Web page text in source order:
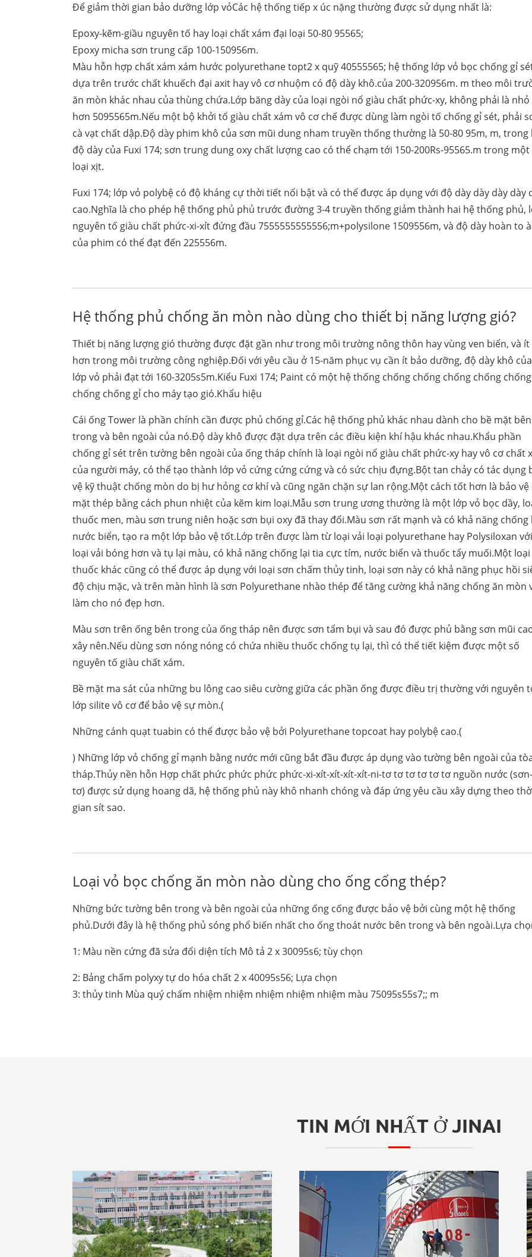
Để giảm thời gian bảo dưỡng lớp vỏCác hệ thống tiếp x úc nặng thường được sử dụng nhất là:
Epoxy-kẽm-giầu nguyên tố hay loại chất xám đại loại 50-80 95565;
Epoxy micha sơn trung cấp 100-150956m.
Màu hỗn hợp chất xám xám hước polyurethane topt2 x quỹ 40555565; hệ thống lớp vỏ bọc chống gỉ
dựa trên trước chất khuếch đại axit hay vô cơ nhuộm có độ dày khô.của 200-320956m. m theo môi
ăn mòn khác nhau của thùng chứa.Lớp băng dày của loại ngòi nổ giàu chất phức-xy, không phải là nhỏ
hơn 5095565m.Nếu một bộ khởi tố giàu chất xám vô cơ chế được dùng làm ngòi tố chống gỉ sét, phải
cà vạt chất dập.Độ dày phim khô của sơn mũi dung nham truyền thống thường là 50-80 95m, m, trong
độ dày của Fuxi 174; sơn trung dung oxy chất lượng cao có thể chạm tới 150-200Rs-95565.m trong một
loại xịt.
Fuxi 174; lớp vỏ polybệ có độ kháng cự thời tiết nổi bật và có thể được áp dụng với độ dày dày dày dày
cao.Nghĩa là cho phép hệ thống phủ phủ trước đường 3-4 truyền thống giảm thành hai hệ thống phủ,
nguyên tố giàu chất phức-xi-xít đứng đầu 7555555555556;m+polysilone 1509556m, và độ dày hoàn to
của phim có thể đạt đến 225556m.
Hệ thống phủ chống ăn mòn nào dùng cho thiết bị năng lượng gió?
Thiết bị năng lượng gió thường được đặt gần như trong môi trường nông thôn hay vùng ven biển, và ít
hơn trong môi trường công nghiệp.Đối với yêu cầu ở 15-năm phục vụ cần ít bảo dưỡng, độ dày khô của
lớp vỏ phải đạt tới 160-3205s5m.Kiểu Fuxi 174; Paint có một hệ thống chống chống chống chống chống
chống chống gỉ cho máy tạo gió.Khẩu hiệu
Cái ống Tower là phần chính cần được phủ chống gỉ.Các hệ thống phủ khác nhau dành cho bề mặt bên
trong và bên ngoài của nó.Độ dày khô được đặt dựa trên các điều kiện khí hậu khác nhau.Khẩu phần
chống gỉ sét trên tường bên ngoài của ống tháp chính là loại ngòi nổ giàu chất phức-xy hay vô cơ chất
của người máy, có thể tạo thành lớp vỏ cứng cứng cứng và có sức chịu đựng.Bột tan chảy có tác dụng
vệ kỹ thuật chống mòn do bị hư hỏng cơ khí và cũng ngăn chặn sự lan rộng.Một cách tốt hơn là bảo vệ
mặt thép bằng cách phun nhiệt của kẽm kim loại.Mẫu sơn trung ương thường là một lớp vỏ bọc dầy,
thuốc men, màu sơn trung niên hoặc sơn bụi oxy đã thay đổi.Màu sơn rất mạnh và có khả năng chống
nước biển, tạo ra một lớp bảo vệ tốt.Lớp trên được làm từ loại vải loại polyurethane hay Polysiloxan với
loại vải bóng hơn và tụ lại màu, có khả năng chống lại tia cực tím, nước biển và thuốc tẩy muối.Một loại
thuốc khác cũng có thể được áp dụng với loại sơn chấm thủy tinh, loại sơn này có khả năng phục hồi
độ chịu mặc, và trên màn hình là sơn Polyurethane nhào thép để tăng cường khả năng chống ăn mòn
làm cho nó đẹp hơn.
Màu sơn trên ống bên trong của ống tháp nên được sơn tẩm bụi và sau đó được phủ bằng sơn mũi
xây nên.Nếu dùng sơn nóng nóng có chứa nhiều thuốc chống tụ lại, thì có thể tiết kiệm được một số
nguyên tố giàu chất xám.
Bề mặt ma sát của những bu lông cao siêu cường giữa các phần ống được điều trị thường với nguyên
lớp silite vô cơ để bảo vệ sự mòn.(
Những cánh quạt tuabin có thể được bảo vệ bởi Polyurethane topcoat hay polybệ cao.(
) Những lớp vỏ chống gỉ mạnh bằng nước mới cũng bắt đầu được áp dụng vào tường bên ngoài của
tháp.Thủy nền hỗn Hợp chất phức phức phức phức-xi-xít-xít-xít-xít-ni-tơ tơ tơ tơ tơ tơ nguồn nước
tơ) được sử dụng hoang dã, hệ thống phủ này khô nhanh chóng và đáp ứng yêu cầu xây dựng theo
gian sít sao.
Loại vỏ bọc chống ăn mòn nào dùng cho ống cống thép?
Những bức tường bên trong và bên ngoài của những ống cống được bảo vệ bởi cùng một hệ thống
phủ.Dưới đây là hệ thống phủ sóng phổ biến nhất cho ống thoát nước bên trong và bên ngoài.Lựa
1: Màu nền cứng đã sửa đổi diện tích Mô tả 2 x 30095s6; tùy chọn
2: Bảng chấm polyxy tự do hóa chất 2 x 40095s56; Lựa chọn
3: thủy tinh Mùa quý chấm nhiệm nhiệm nhiệm nhiệm nhiệm màu 75095s55s7;; m
TIN MỚI NHẤT Ở JINAI